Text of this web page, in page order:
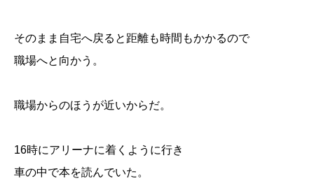
そのまま自宅へ戻ると距離も時間もかかるので
職場へと向かう。
職場からのほうが近いからだ。
16時にアリーナに着くように行き
車の中で本を読んでいた。